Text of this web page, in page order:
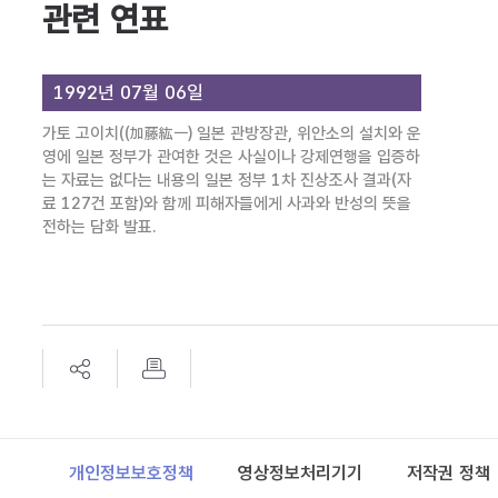
관련 연표
1992년 07월 06일
가토 고이치((加藤紘一) 일본 관방장관, 위안소의 설치와 운
영에 일본 정부가 관여한 것은 사실이나 강제연행을 입증하
는 자료는 없다는 내용의 일본 정부 1차 진상조사 결과(자
료 127건 포함)와 함께 피해자들에게 사과와 반성의 뜻을
전하는 담화 발표.
Footer
개인정보보호정책 영상정보처리기기 저작권 정책